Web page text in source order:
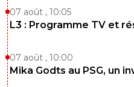
07 août , 10:05
L3 : Programme TV et
07 août , 10:00
Mika Godts au PSG, un